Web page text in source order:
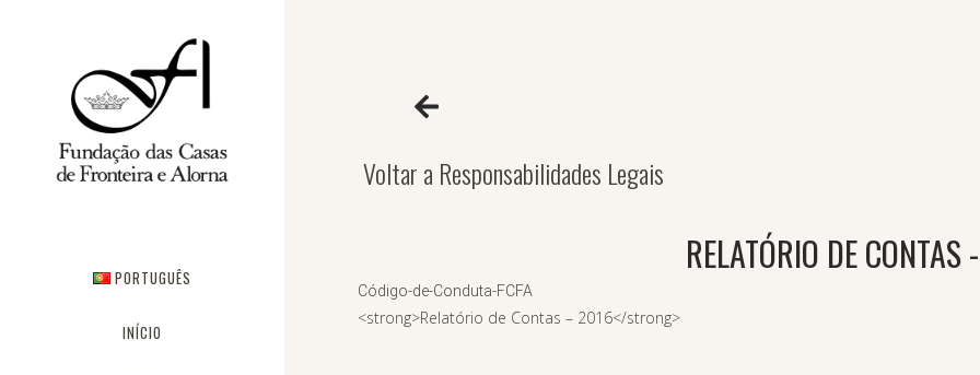
PORTUGUÊS
INÍCIO
Voltar a Responsabilidades Legais
RELATÓRIO DE
Código-de-Conduta-FCFA
<strong>Relatório de Contas – 2016</strong>